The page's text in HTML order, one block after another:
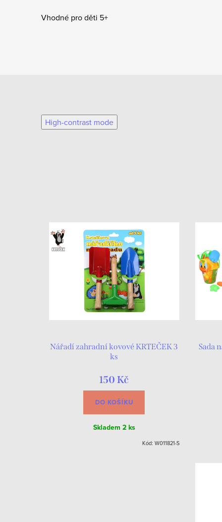
Vhodné pro děti 5+
High-contrast mode
Nářadí zahradní kovové KRTEČEK 3
ks
150 Kč
DO KOŠÍKU
Skladem 2 ks
Kód: W011821-S
Sada